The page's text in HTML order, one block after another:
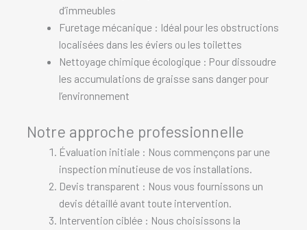
d’immeubles
Furetage mécanique : Idéal pour les obstructions
localisées dans les éviers ou les toilettes
Nettoyage chimique écologique : Pour dissoudre
les accumulations de graisse sans danger pour
l’environnement
Notre approche professionnelle
Évaluation initiale : Nous commençons par une
inspection minutieuse de vos installations.
Devis transparent : Nous vous fournissons un
devis détaillé avant toute intervention.
Intervention ciblée : Nous choisissons la